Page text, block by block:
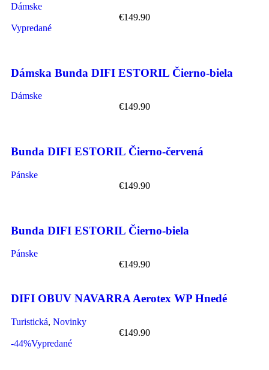
Dámske
€149.90
Vypredané
Dámska Bunda DIFI ESTORIL Čierno-biela
Dámske
€149.90
Bunda DIFI ESTORIL Čierno-červená
Pánske
€149.90
Bunda DIFI ESTORIL Čierno-biela
Pánske
€149.90
DIFI OBUV NAVARRA Aerotex WP Hnedé
Turistická, Novinky
€149.90
-44%Vypredané